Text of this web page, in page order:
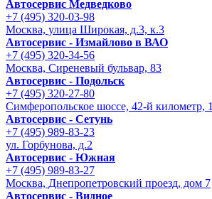
Автосервис Медведково
+7 (495) 320-03-98
Москва, улица Широкая, д.3, к.3
Автосервис - Измайлово в ВАО
+7 (495) 320-34-56
Москва, Сиреневый бульвар, 83
Автосервис - Подольск
+7 (495) 320-27-80
Симферопольское шоссе, 42-й километр, 1
Автосервис - Сетунь
+7 (495) 989-83-23
ул. Горбунова, д.2
Автосервис - Южная
+7 (495) 989-83-27
Москва, Днепропетровский проезд, дом 7
Автосервис - Видное